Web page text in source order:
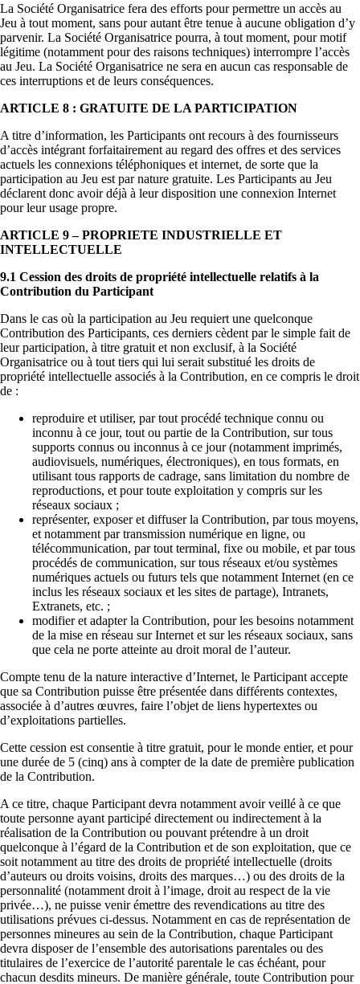
La Société Organisatrice fera des efforts pour permettre un accès au
Jeu à tout moment, sans pour autant être tenue à aucune obligation d’y
parvenir. La Société Organisatrice pourra, à tout moment, pour motif
légitime (notamment pour des raisons techniques) interrompre l’accès
au Jeu. La Société Organisatrice ne sera en aucun cas responsable de
ces interruptions et de leurs conséquences.
ARTICLE 8 : GRATUITE DE LA PARTICIPATION
A titre d’information, les Participants ont recours à des fournisseurs
d’accès intégrant forfaitairement au regard des offres et des services
actuels les connexions téléphoniques et internet, de sorte que la
participation au Jeu est par nature gratuite. Les Participants au Jeu
déclarent donc avoir déjà à leur disposition une connexion Internet
pour leur usage propre.
ARTICLE 9 – PROPRIETE INDUSTRIELLE ET
INTELLECTUELLE
9.1 Cession des droits de propriété intellectuelle relatifs à la
Contribution du Participant
Dans le cas où la participation au Jeu requiert une quelconque
Contribution des Participants, ces derniers cèdent par le simple fait de
leur participation, à titre gratuit et non exclusif, à la Société
Organisatrice ou à tout tiers qui lui serait substitué les droits de
propriété intellectuelle associés à la Contribution, en ce compris le droit
de :
reproduire et utiliser, par tout procédé technique connu ou
inconnu à ce jour, tout ou partie de la Contribution, sur tous
supports connus ou inconnus à ce jour (notamment imprimés,
audiovisuels, numériques, électroniques), en tous formats, en
utilisant tous rapports de cadrage, sans limitation du nombre de
reproductions, et pour toute exploitation y compris sur les
réseaux sociaux ;
représenter, exposer et diffuser la Contribution, par tous moyens,
et notamment par transmission numérique en ligne, ou
télécommunication, par tout terminal, fixe ou mobile, et par tous
procédés de communication, sur tous réseaux et/ou systèmes
numériques actuels ou futurs tels que notamment Internet (en ce
inclus les réseaux sociaux et les sites de partage), Intranets,
Extranets, etc. ;
modifier et adapter la Contribution, pour les besoins notamment
de la mise en réseau sur Internet et sur les réseaux sociaux, sans
que cela ne porte atteinte au droit moral de l’auteur.
Compte tenu de la nature interactive d’Internet, le Participant accepte
que sa Contribution puisse être présentée dans différents contextes,
associée à d’autres œuvres, faire l’objet de liens hypertextes ou
d’exploitations partielles.
Cette cession est consentie à titre gratuit, pour le monde entier, et pour
une durée de 5 (cinq) ans à compter de la date de première publication
de la Contribution.
A ce titre, chaque Participant devra notamment avoir veillé à ce que
toute personne ayant participé directement ou indirectement à la
réalisation de la Contribution ou pouvant prétendre à un droit
quelconque à l’égard de la Contribution et de son exploitation, que ce
soit notamment au titre des droits de propriété intellectuelle (droits
d’auteurs ou droits voisins, droits des marques…) ou des droits de la
personnalité (notamment droit à l’image, droit au respect de la vie
privée…), ne puisse venir émettre des revendications au titre des
utilisations prévues ci-dessus. Notamment en cas de représentation de
personnes mineures au sein de la Contribution, chaque Participant
devra disposer de l’ensemble des autorisations parentales ou des
titulaires de l’exercice de l’autorité parentale le cas échéant, pour
chacun desdits mineurs. De manière générale, toute Contribution pour